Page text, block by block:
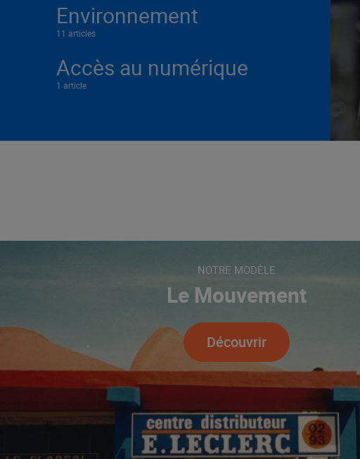
Environnement
11 articles
Accès au numérique
1 article
NOTRE MODÈLE
Le Mouvement
Découvrir